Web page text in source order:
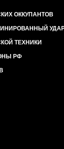
ОККУПАНТОВ
ТЕХНИКИ
РФ